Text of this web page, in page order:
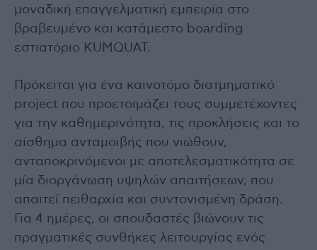
μοναδική επαγγελματική εμπειρία στο
βραβευμένο και κατάμεστο boarding
εστιατόριο KUMQUAT.
Πρόκειται για ένα καινοτόμο διατμηματικό
project που προετοιμάζει τους συμμετέχοντες
για την καθημερινότητα, τις προκλήσεις και το
αίσθημα ανταμοιβής που νιώθουν,
ανταποκρινόμενοι με αποτελεσματικότητα σε
μία διοργάνωση υψηλών απαιτήσεων, που
απαιτεί πειθαρχία και συντονισμένη δράση.
Για 4 ημέρες, οι σπουδαστές βιώνουν τις
πραγματικές συνθήκες λειτουργίας ενός